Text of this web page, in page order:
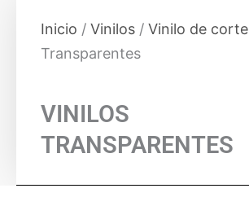
Inicio / Vinilos / Vinilo de corte
Transparentes
VINILOS
TRANSPARENTES